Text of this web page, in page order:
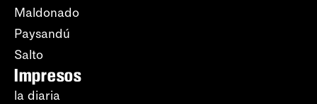
Maldonado
Paysandú
Salto
Impresos
la diaria